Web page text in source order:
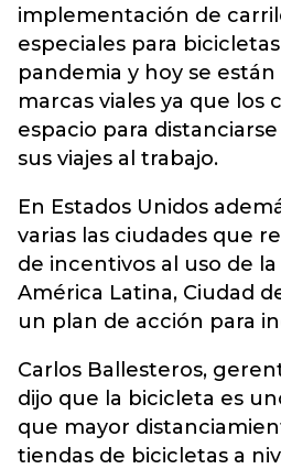
implementación de
especiales para
pandemia y hoy se
marcas viales ya que los
espacio para
sus viajes al trabajo.
En Estados Unidos
varias las ciudades que
de incentivos al uso de
América Latina, Ciudad
un plan de acción para
Carlos Ballesteros,
dijo que la bicicleta es
que mayor
tiendas de bicicletas a